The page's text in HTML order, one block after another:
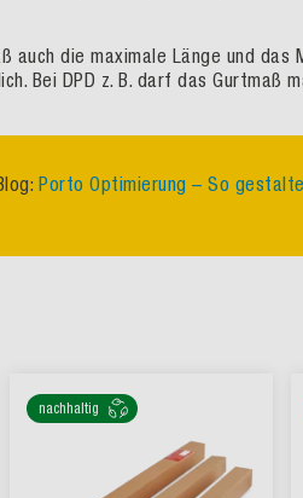
die maximale Länge und das
Bei DPD z. B. darf das Gurtmaß
Porto Optimierung – So
nachhaltig